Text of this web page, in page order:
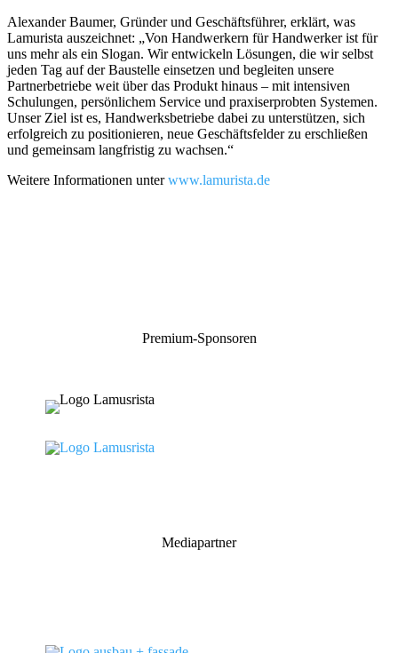
Alexander Baumer, Gründer und Geschäftsführer, erklärt, was
Lamurista auszeichnet: „Von Handwerkern für Handwerker ist für
uns mehr als ein Slogan. Wir entwickeln Lösungen, die wir selbst
jeden Tag auf der Baustelle einsetzen und begleiten unsere
Partnerbetriebe weit über das Produkt hinaus – mit intensiven
Schulungen, persönlichem Service und praxiserprobten Systemen.
Unser Ziel ist es, Handwerksbetriebe dabei zu unterstützen, sich
erfolgreich zu positionieren, neue Geschäftsfelder zu erschließen
und gemeinsam langfristig zu wachsen.“
Weitere Informationen unterwww.lamurista.de
Premium-Sponsoren
Mediapartner